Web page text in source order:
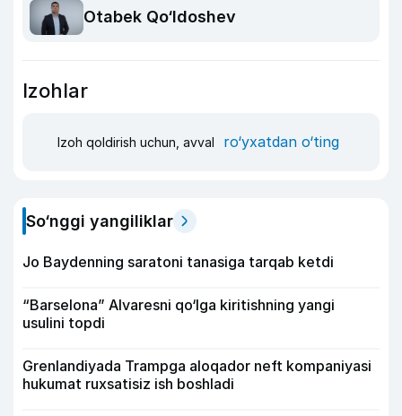
Otabek Qo‘ldoshev
Izohlar
Izoh qoldirish uchun, avval ro‘yxatdan o‘ting
So‘nggi yangiliklar
Jo Baydenning saratoni tanasiga tarqab ketdi
“Barselona” Alvaresni qo‘lga kiritishning yangi
usulini topdi
Grenlandiyada Trampga aloqador neft kompaniyasi
hukumat ruxsatisiz ish boshladi